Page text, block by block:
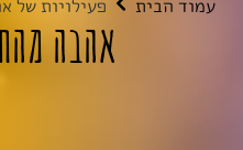
עמוד הבית פעילויות של
אהבה